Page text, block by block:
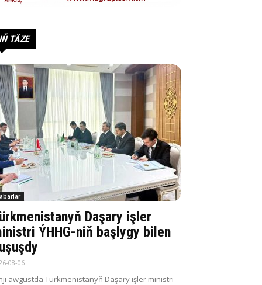
IŇ TÄZE
Daşary işler
ÝHHG-niň başlygy bilen
08-06
awgustda Türkmenistanyň Daşary işler ministri